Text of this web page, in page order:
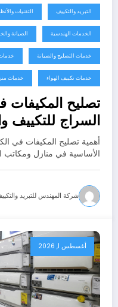
التبريد والتكييف التقنيات
الخدمات الهندسية الصيانة
خدمات التصليح والصيانة
خدمات تكييف الهواء خدمات
تصليح
السراج للتكييف
أهمية تصليح المكيفات في
الأساسية في منازل
شركة المهندس للتبريد
أغسطس 1, 2026